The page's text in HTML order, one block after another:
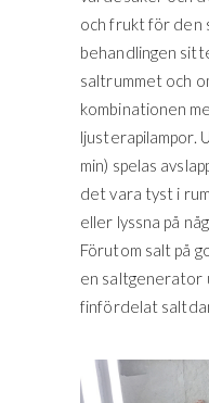
och frukt för den
behandlingen
saltrummet och
kombinationen
ljusterapilampor.
min) spelas
det vara tyst i
eller lyssna på
Förutom salt på
en saltgenerator
finfördelat